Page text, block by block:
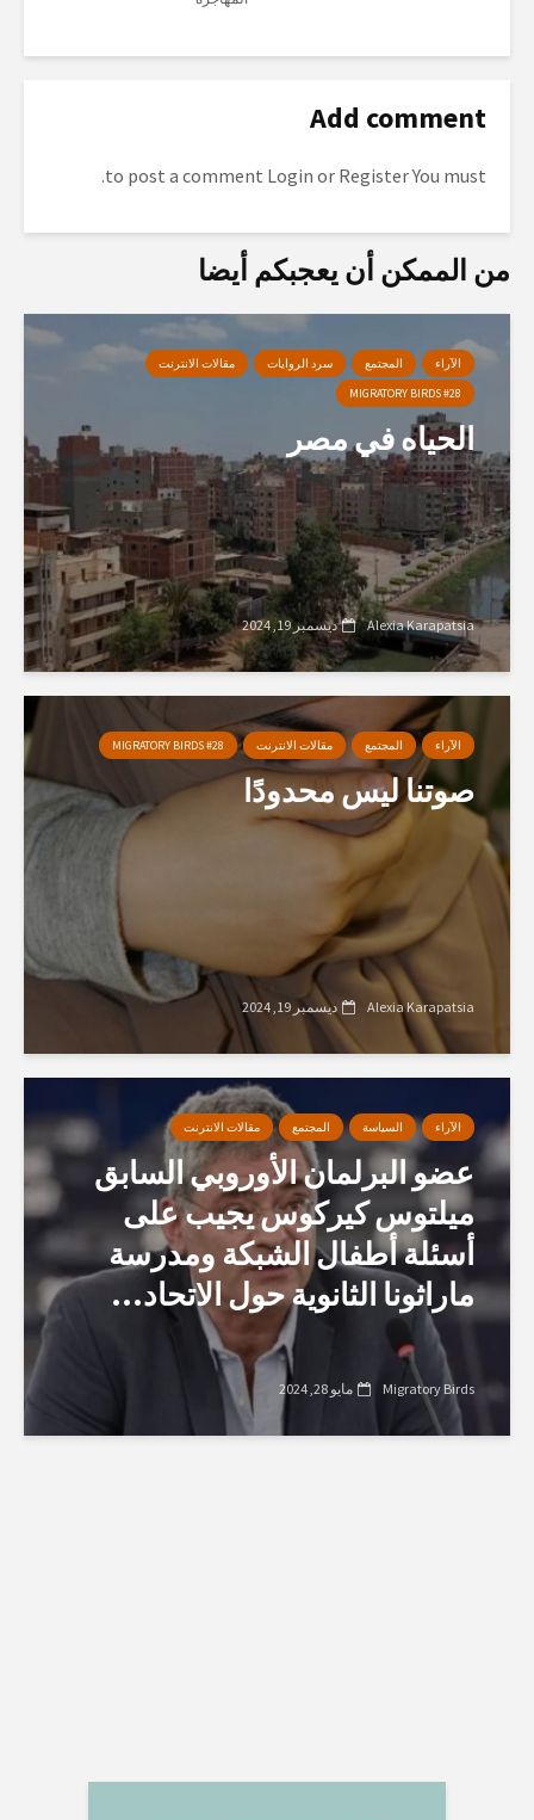
Add comment
You must
Register
Login
من الممكن أن يعجبكم أيضا
الآراء المجتمع سرد الروايات
مقالات الانترنت
MIGRATORY BIRDS #28
الحياه في مصر
Alexia Karapatsia ديسمبر 19, 2024
الآراء المجتمع مقالات الانترنت MIGRATORY BIRDS #28
صوتنا ليس محدودًا
Alexia Karapatsia ديسمبر 19, 2024
الآراء السياسة المجتمع مقالات الانترنت
عضو البرلمان الأوروبي السابق
ميلتوس كيركوس يجيب على
أسئلة أطفال الشبكة ومدرسة
ماراثونا الثانوية حول الاتحاد...
Migratory Birds مايو 28, 2024